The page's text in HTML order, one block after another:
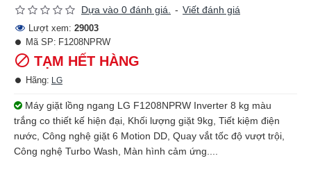
Dựa vào 0 đánh giá. - Viết đánh giá
Lượt xem: 29003
TẠM HẾT HÀNG
Hãng: LG
Mã SP: F1208NPRW
Máy giặt lồng ngang LG F1208NPRW Inverter 8 kg màu
trắng co thiết kế hiện đại, Khối lượng giặt 9kg, Tiết kiệm điện
nước, Công nghệ giặt 6 Motion DD, Quay vắt tốc độ vượt trội,
Công nghệ Turbo Wash, Màn hình cảm ứng....